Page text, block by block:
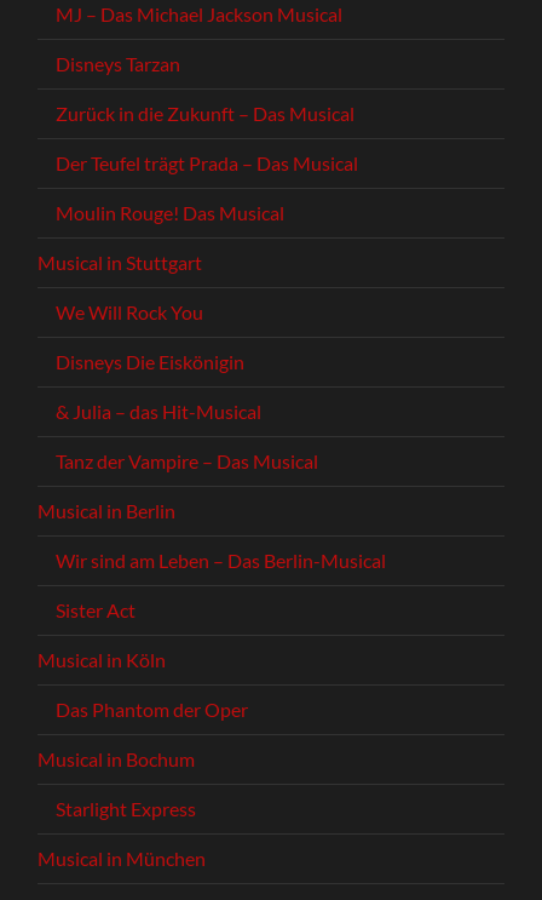
MJ – Das Michael Jackson Musical
Disneys Tarzan
Zurück in die Zukunft – Das Musical
Der Teufel trägt Prada – Das Musical
Moulin Rouge! Das Musical
Musical in Stuttgart
We Will Rock You
Disneys Die Eiskönigin
& Julia – das Hit-Musical
Tanz der Vampire – Das Musical
Musical in Berlin
Wir sind am Leben – Das Berlin-Musical
Sister Act
Musical in Köln
Das Phantom der Oper
Musical in Bochum
Starlight Express
Musical in München